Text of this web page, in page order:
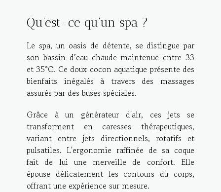
Qu’est-ce qu’un spa ?
Le spa, un oasis de détente, se distingue par
son bassin d’eau chaude maintenue entre 33
et 35°C. Ce doux cocon aquatique présente des
bienfaits inégalés à travers des massages
assurés par des buses spéciales.
Grâce à un générateur d'air, ces jets se
transforment en caresses thérapeutiques,
variant entre jets directionnels, rotatifs et
pulsatiles. L'ergonomie raffinée de sa coque
fait de lui une merveille de confort. Elle
épouse délicatement les contours du corps,
offrant une expérience sur mesure.